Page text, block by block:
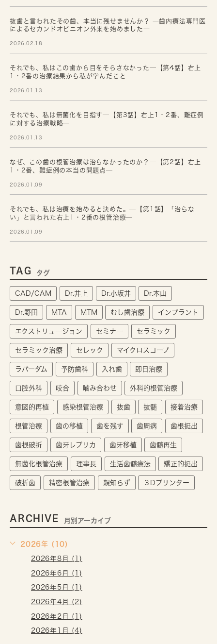
抜歯と言われたその歯、本当に残せませんか？ ―歯内療法専門医
によるセカンドオピニオン外来を始めました―
2026.02.18
それでも、私はこの歯から目をそらさなかった─【第4話】右上
1・2番の治療結果から私が学んだこと─
2026.01.13
それでも、私は無菌化を目指す─【第3話】右上1・2番、難症例
に対する治療戦略─
2026.01.13
なぜ、この歯の根管治療は治らなかったのか？─【第2話】右上
1・2番、難症例の本当の問題点─
2026.01.09
それでも、私は治療を始めると決めた。─【第1話】「治らな
い」と言われた右上1・2番の根管治療─
2026.01.09
TAG タグ
CAD/CAM Dr.井上 Dr.小坂井 Dr.本山
Dr.野田 MTA MTM むし歯治療 インプラント
エクストリュージョン セミナー セラミック
セラミック治療 セレック マイクロスコープ
ラバーダム 予防歯科 入れ歯 即日治療
口腔外科 咬合 噛み合わせ 外科的根管治療
意図的再植 感染根管治療 抜歯 抜髄 接着治療
根管治療 歯の移植 歯を残す 歯周病 歯根挺出
歯根破折 歯牙レプリカ 歯牙移植 歯髄再生
無菌化根管治療 理事長 生活歯髄療法 矯正的挺出
破折歯 精密根管治療 親知らず ３Dプリンター
ARCHIVE 月別アーカイブ
2026年 (10)
2026年8月 (1)
2026年6月 (1)
2026年5月 (1)
2026年4月 (2)
2026年2月 (1)
2026年1月 (4)